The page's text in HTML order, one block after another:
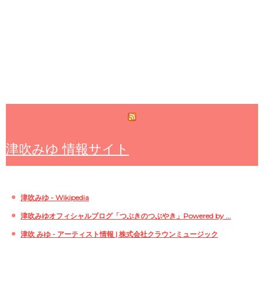
津吹みゆ 情報サイト
津吹みゆ - Wikipedia
津吹みゆオフィシャルブログ「つぶきのつぶやき」Powered by ...
津吹 みゆ - アーティスト情報 | 株式会社クラウンミュージック